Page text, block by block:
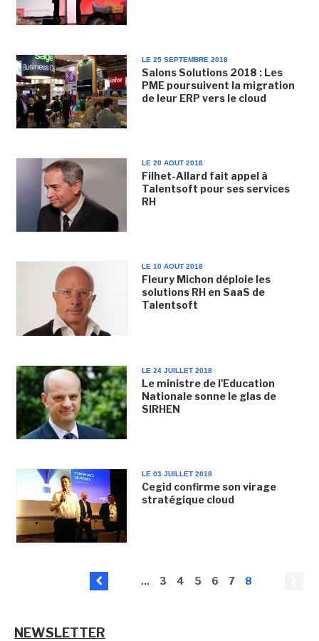
LE 25 SEPTEMBRE 2018
Salons Solutions 2018 : Les
PME poursuivent la migration
de leur ERP vers le cloud
LE 20 AOUT 2018
Filhet-Allard fait appel à
Talentsoft pour ses services
RH
LE 10 AOUT 2018
Fleury Michon déploie les
solutions RH en SaaS de
Talentsoft
LE 24 JUILLET 2018
Le ministre de l'Education
Nationale sonne le glas de
SIRHEN
LE 03 JUILLET 2018
Cegid confirme son virage
stratégique cloud
... 3 4 5 6 7 8
NEWSLETTER